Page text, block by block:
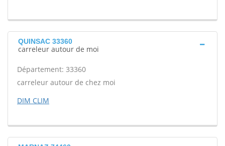
QUINSAC 33360
carreleur autour de moi
Département: 33360
carreleur autour de chez moi
DIM CLIM